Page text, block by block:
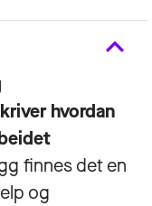
hvordan
finnes det en
og